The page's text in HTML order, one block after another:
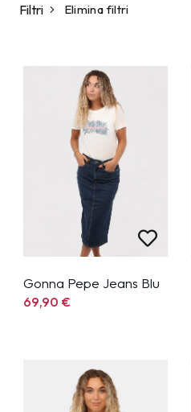
Filtri Elimina filtri
Gonna Pepe Jeans Blu
69,90€